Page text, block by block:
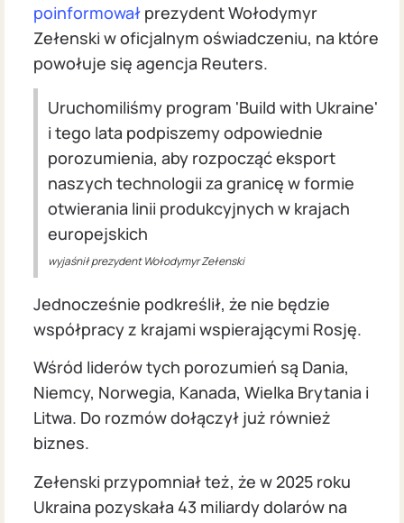
poinformował prezydent Wołodymyr
Zełenski w oficjalnym oświadczeniu, na które
powołuje się agencja Reuters.
Uruchomiliśmy program 'Build with Ukraine'
i tego lata podpiszemy odpowiednie
porozumienia, aby rozpocząć eksport
naszych technologii za granicę w formie
otwierania linii produkcyjnych w krajach
europejskich
wyjaśnił prezydent Wołodymyr Zełenski
Jednocześnie podkreślił, że nie będzie
współpracy z krajami wspierającymi Rosję.
Wśród liderów tych porozumień są Dania,
Niemcy, Norwegia, Kanada, Wielka Brytania i
Litwa. Do rozmów dołączył już również
biznes.
Zełenski przypomniał też, że w 2025 roku
Ukraina pozyskała 43 miliardy dolarów na